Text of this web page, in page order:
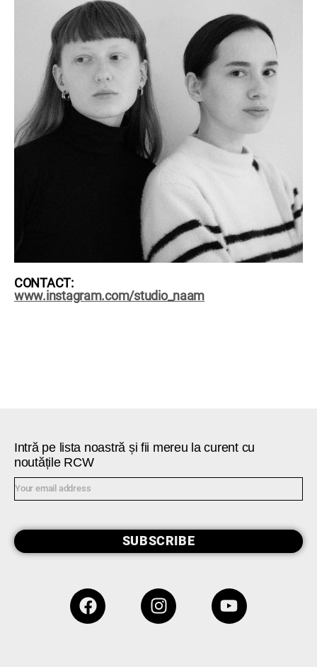
CONTACT:
www.instagram.com/studio_naam
Intră pe lista noastră și fii mereu la curent cu
noutățile RCW
SUBSCRIBE